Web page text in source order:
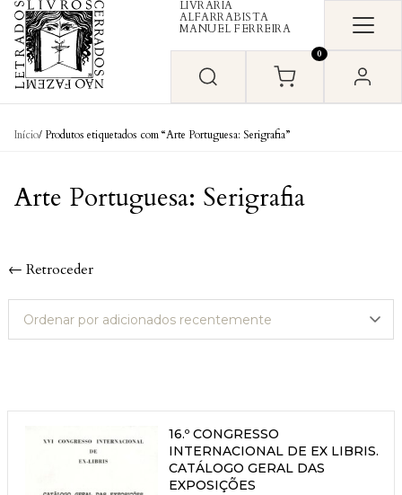
Skip to content
LIVRARIA
ALFARRABISTA
MANUEL FERREIRA
0
Início/ Produtos etiquetados com “Arte Portuguesa: Serigrafia”
Arte Portuguesa: Serigrafia
← Retroceder
16.º CONGRESSO
INTERNACIONAL DE EX LIBRIS.
CATÁLOGO GERAL DAS
EXPOSIÇÕES